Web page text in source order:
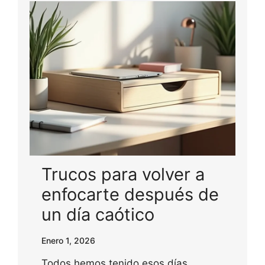
Trucos para volver a
enfocarte después de
un día caótico
Enero 1, 2026